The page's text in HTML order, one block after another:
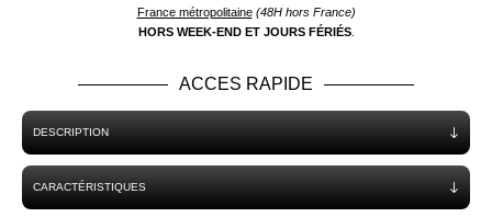
France métropolitaine (48H hors France)
HORS WEEK-END ET JOURS FÉRIÉS.
ACCES RAPIDE
DESCRIPTION
CARACTÉRISTIQUES